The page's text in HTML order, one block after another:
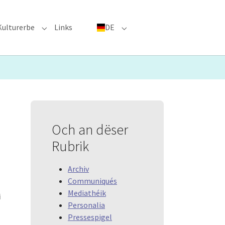
for "Große Ereignisse"
Submenu for "Kulturerbe"
Links DE Submenu for "DE"
Och an dëser
Rubrik
Archiv
Communiqués
Mediathéik
Personalia
Pressespigel